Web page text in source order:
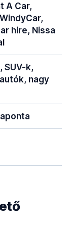
A Car,
hire, Nissa
SUV-k,
nagy